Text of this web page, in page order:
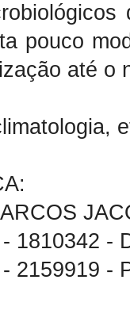
pouco
até o
1810342 -
2159919 -